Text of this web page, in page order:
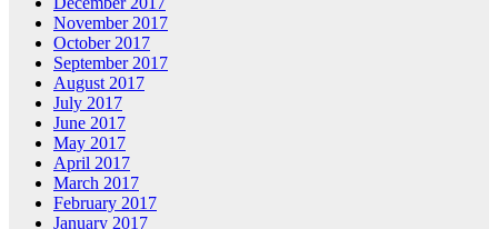
November 2017
October 2017
September 2017
August 2017
July 2017
June 2017
May 2017
April 2017
March 2017
February 2017
January 2017